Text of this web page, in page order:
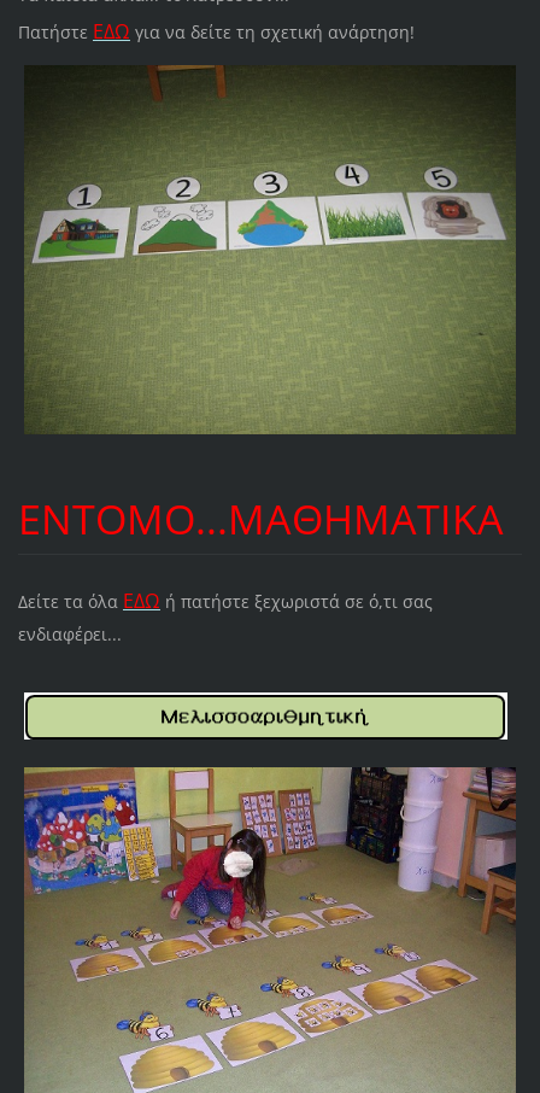
Πατήστε ΕΔΩ για να δείτε τη σχετική ανάρτηση!
ΕΝΤΟΜΟ...ΜΑΘΗΜΑΤΙΚΑ
Δείτε τα όλα ΕΔΩ ή πατήστε ξεχωριστά σε ό,τι σας
ενδιαφέρει...